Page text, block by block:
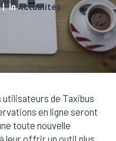
InActualités
utilisateurs de Taxibus
en ligne seront
toute nouvelle